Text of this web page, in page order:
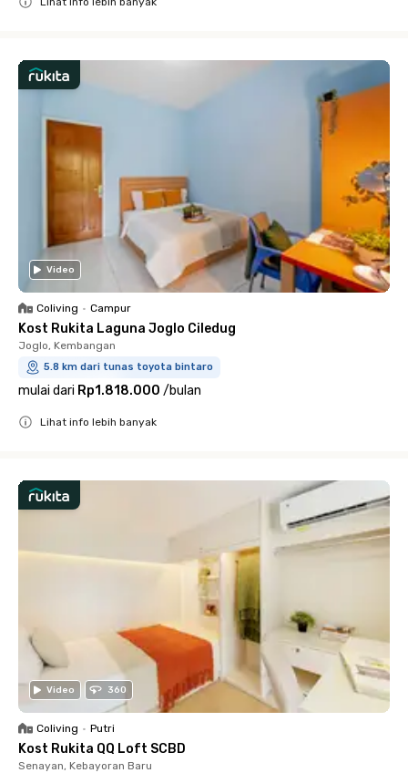
Video
Coliving • Campur
Kost Rukita Laguna Joglo Ciledug
Joglo, Kembangan
5.8 km dari tunas toyota bintaro
mulai dari Rp1.818.000 /bulan
Lihat info lebih banyak
Video 360
Coliving • Putri
Kost Rukita QQ Loft SCBD
Senayan, Kebayoran Baru